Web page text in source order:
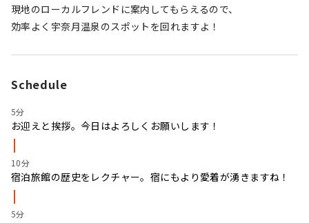
現地のローカルフレンドに案内してもらえるので、
効率よく宇奈月温泉のスポットを回れますよ！
Schedule
5分
お迎えと挨拶。今日はよろしくお願いします！
10分
宿泊旅館の歴史をレクチャー。宿にもより愛着が湧きますね！
5分